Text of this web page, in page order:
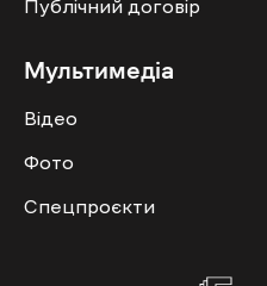
Публічний договір
Мультимедіа
Відео
Фото
Спецпроєкти